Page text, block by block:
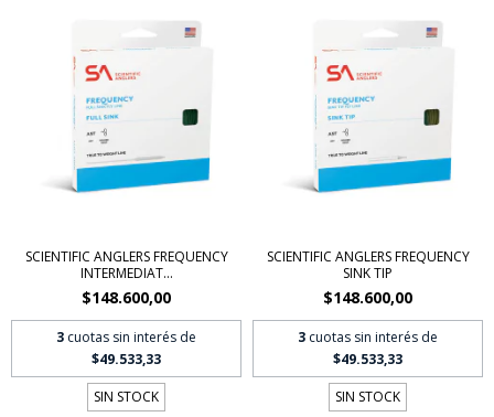
SCIENTIFIC ANGLERS FREQUENCY
INTERMEDIAT...
$148.600,00
3 cuotas sin interés de
$49.533,33
SIN STOCK
SCIENTIFIC ANGLERS FREQUENCY
SINK TIP
$148.600,00
3 cuotas sin interés de
$49.533,33
SIN STOCK